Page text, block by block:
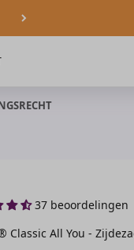
37 beoordelingen
Classic All You -